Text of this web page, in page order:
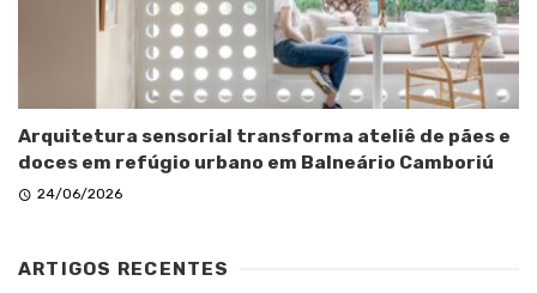
Arquitetura sensorial transforma ateliê de pães e
doces em refúgio urbano em Balneário Camboriú
24/06/2026
ARTIGOS RECENTES